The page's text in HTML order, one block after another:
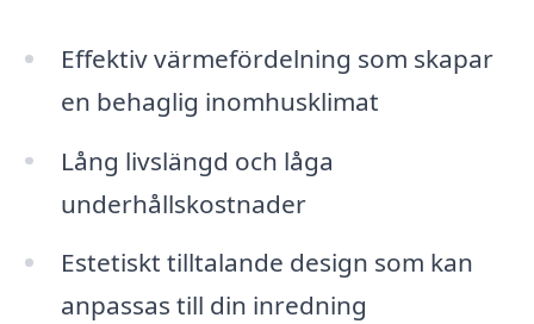
Effektiv värmefördelning som skapar
en behaglig inomhusklimat
Lång livslängd och låga
underhållskostnader
Estetiskt tilltalande design som kan
anpassas till din inredning